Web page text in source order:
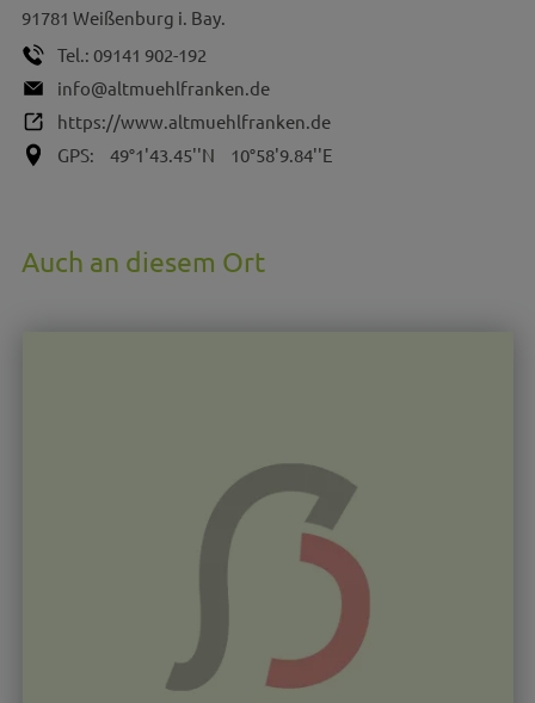
91781 Weißenburg i. Bay.
Tel.: 09141 902-192
info@altmuehlfranken.de
https://www.altmuehlfranken.de
GPS:
49°1'43.45''N 10°58'9.84''E
Auch an diesem Ort